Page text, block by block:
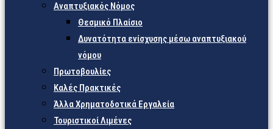
Αναπτυξιακός Νόμος
Θεσμικό Πλαίσιο
Δυνατότητα ενίσχυσης μέσω αναπτυξιακού
νόμου
Πρωτοβουλίες
Καλές Πρακτικές
Άλλα Χρηματοδοτικά Εργαλεία
Τουριστικοί Λιμένες